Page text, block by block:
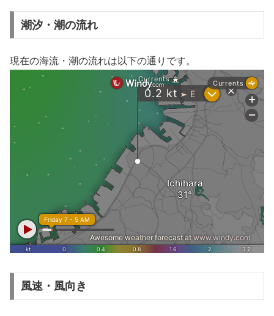
潮汐・潮の流れ
現在の海流・潮の流れは以下の通りです。
風速・風向き